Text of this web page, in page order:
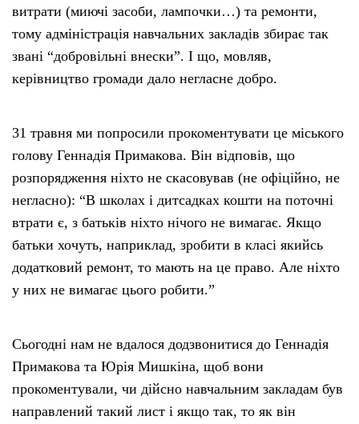
витрати (миючі засоби, лампочки…) та ремонти,
тому адміністрація навчальних закладів збирає так
звані “добровільні внески”. І що, мовляв,
керівництво громади дало негласне добро.
31 травня ми попросили прокоментувати це міського
голову Геннадія Примакова. Він відповів, що
розпорядження ніхто не скасовував (не офіційно, не
негласно): “В школах і дитсадках кошти на поточні
втрати є, з батьків ніхто нічого не вимагає. Якщо
батьки хочуть, наприклад, зробити в класі якийсь
додатковий ремонт, то мають на це право. Але ніхто
у них не вимагає цього робити.”
Сьогодні нам не вдалося додзвонитися до Геннадія
Примакова та Юрія Мишкіна, щоб вони
прокоментували, чи дійсно навчальним закладам був
направлений такий лист і якщо так, то як він